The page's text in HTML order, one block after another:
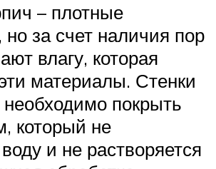
– плотные
за счет наличия пор
влагу, которая
материалы. Стенки
покрыть
который не
и не растворяется